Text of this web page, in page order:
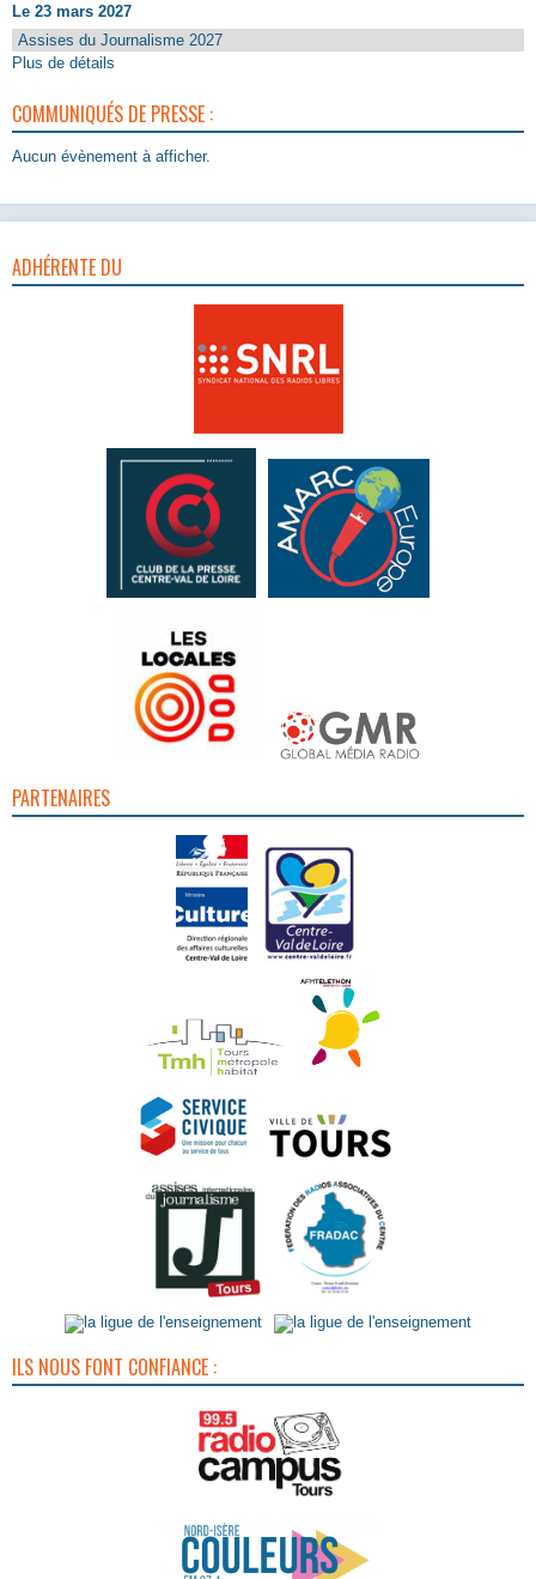
Le 23 mars 2027
Assises du Journalisme 2027
Plus de détails
COMMUNIQUÉS DE PRESSE :
Aucun évènement à afficher.
ADHÉRENTE DU
PARTENAIRES
ILS NOUS FONT CONFIANCE :